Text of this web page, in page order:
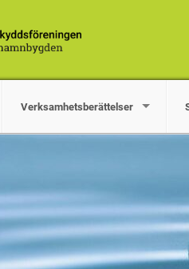
Verksamhetsberättelser